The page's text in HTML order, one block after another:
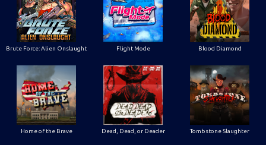
Brute Force: Alien Onslaught Flight Mode Blood Diamond
Home of the Brave Dead, Dead, or Deader Tombstone Slaughter